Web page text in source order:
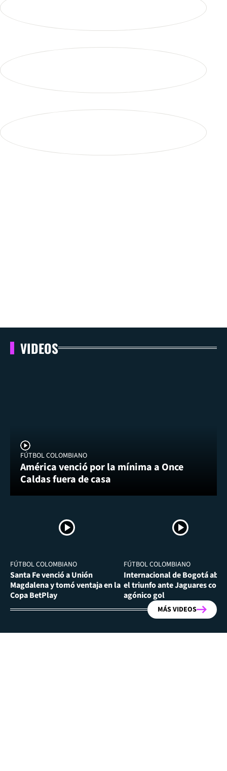
VIDEOS
FÚTBOL COLOMBIANO
América venció por la mínima a Once
Caldas fuera de casa
FÚTBOL COLOMBIANO
Santa Fe venció a Unión
Magdalena y tomó ventaja en la
Copa BetPlay
FÚTBOL COLOMBIANO
Internacional de Bogotá
el triunfo ante Jaguares con
agónico gol
MÁS VIDEOS